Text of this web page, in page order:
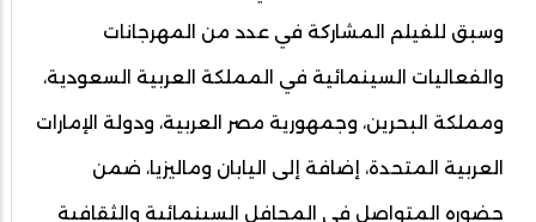
وسبق للفيلم المشاركة في عدد من المهرجانات
والفعاليات السينمائية في المملكة العربية السعودية،
ومملكة البحرين، وجمهورية مصر العربية، ودولة الإمارات
العربية المتحدة، إضافة إلى اليابان وماليزيا، ضمن
حضوره المتواصل في المحافل السينمائية والثقافية